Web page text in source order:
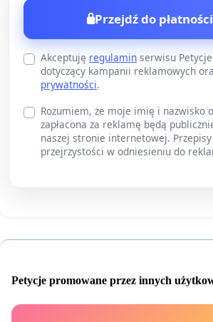
Przejdź do
Akceptuję regulamin serwisu
dotyczący kampanii reklamowych
prywatności.
Rozumiem, że moje imię i nazwisko
zapłacona za reklamę będą
naszej stronie internetowej.
przejrzystości w odniesieniu do
Petycje promowane przez innych